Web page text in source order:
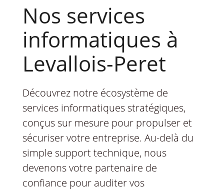
Nos services
informatiques à
Levallois-Peret
Découvrez notre écosystème de
services informatiques stratégiques,
conçus sur mesure pour propulser et
sécuriser votre entreprise. Au-delà du
simple support technique, nous
devenons votre partenaire de
confiance pour auditer vos